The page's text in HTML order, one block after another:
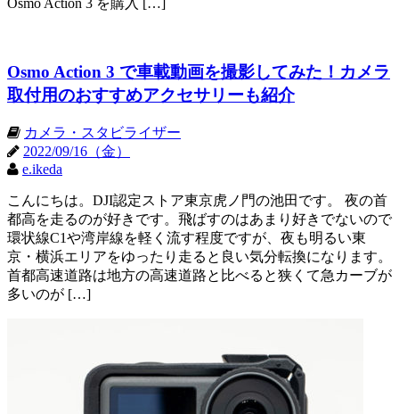
Osmo Action 3 を購入 […]
Osmo Action 3 で車載動画を撮影してみた！カメラ
取付用のおすすめアクセサリーも紹介
カメラ・スタビライザー
2022/09/16（金）
e.ikeda
こんにちは。DJI認定ストア東京虎ノ門の池田です。 夜の首
都高を走るのが好きです。飛ばすのはあまり好きでないので
環状線C1や湾岸線を軽く流す程度ですが、夜も明るい東
京・横浜エリアをゆったり走ると良い気分転換になります。
首都高速道路は地方の高速道路と比べると狭くて急カーブが
多いのが […]